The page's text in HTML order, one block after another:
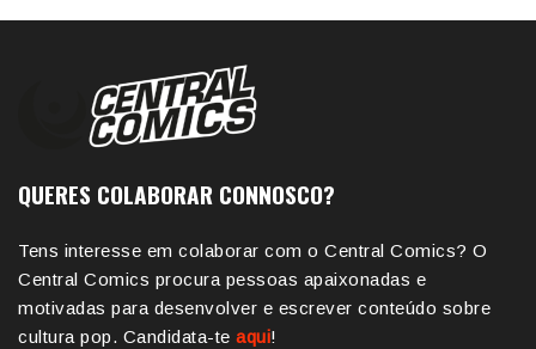
QUERES COLABORAR CONNOSCO?
Tens interesse em colaborar com o Central Comics? O
Central Comics procura pessoas apaixonadas e
motivadas para desenvolver e escrever conteúdo sobre
cultura pop. Candidata-te aqui!